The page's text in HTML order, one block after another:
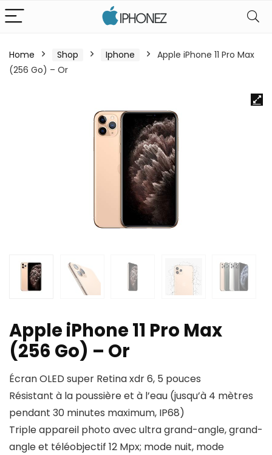
Home Shop Iphone
Apple iPhone 11 Pro Max
(256 Go) – Or
Apple iPhone 11 Pro Max
(256 Go) – Or
Écran OLED super Retina xdr 6, 5 pouces
Résistant à la poussière et à l’eau (jusqu’à 4 mètres
pendant 30 minutes maximum, IP68)
Triple appareil photo avec ultra grand-angle, grand-
angle et téléobjectif 12 Mpx; mode nuit, mode